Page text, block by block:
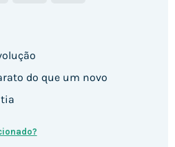
do que um novo